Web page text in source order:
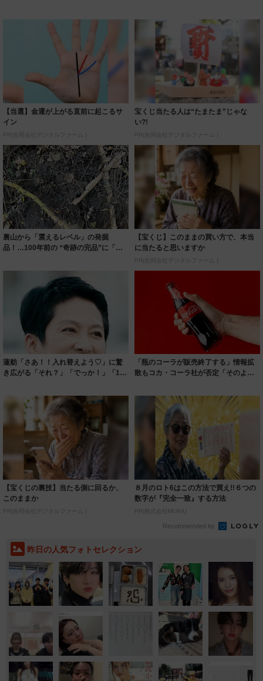
【当選】金運が上がる直前に起こるサ
イン
PR(合同会社デジタルファーム )
宝くじ当たる人は“たまたま”じゃな
い?!
PR(合同会社デジタルファーム )
裏山から「震えるレベル」の発掘
品！…100年前の “奇跡の完品”に「す
【宝くじ】このままの買い方で、本当
に当たると思いますか
PR(合同会社デジタルファーム )
蓮舫「さあ！！入れ替えよう♡」に驚
き広がる「それ？」「でっか！」「10
「瓶のコーラが販売終了する」情報拡
散もコカ・コーラ社が否定「そのよう
【宝くじの裏技】当たる側に回るか、
このままか
PR(合同会社デジタルファーム )
８月のロト6はこの方法で買え!!６つの
数字が『完全一致』する方法
PR(株式会社MURA)
Recommended by
昨日の人気フォトセレクション